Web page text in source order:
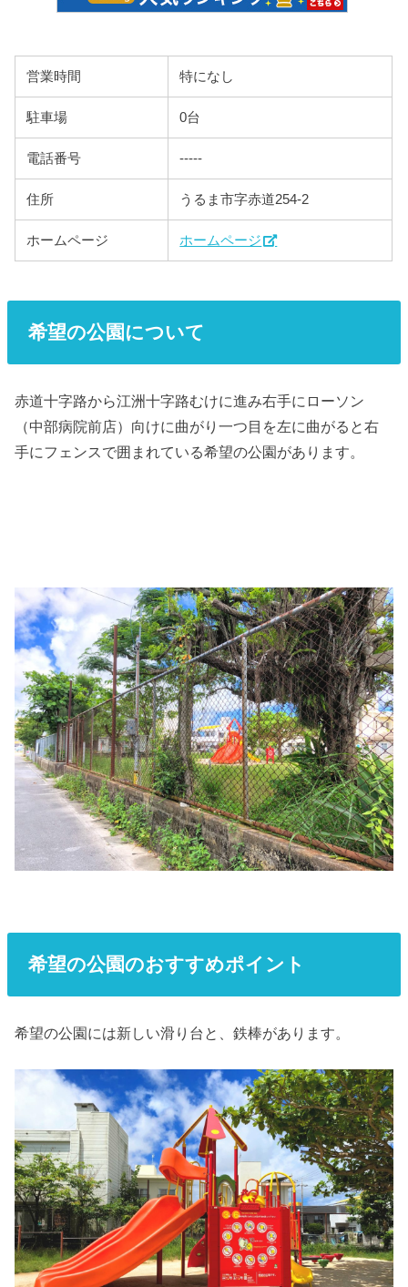
営業時間 特になし
駐車場 0台
電話番号 -----
住所 うるま市字赤道254-2
ホームページ ホームページ
希望の公園について
赤道十字路から江洲十字路むけに進み右手にローソン
（中部病院前店）向けに曲がり一つ目を左に曲がると右
手にフェンスで囲まれている希望の公園があります。
希望の公園のおすすめポイント
希望の公園には新しい滑り台と、鉄棒があります。